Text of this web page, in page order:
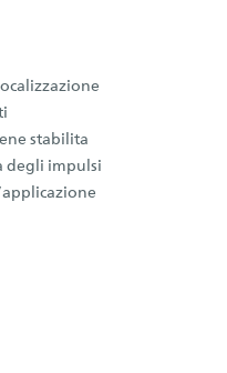
stabilita
degli impulsi